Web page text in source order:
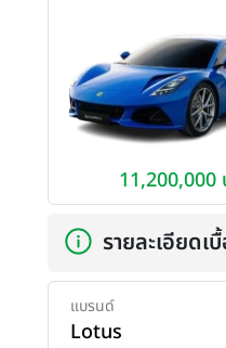
11,200,000
รายละเอียดเ
แบรนด์
Lotus